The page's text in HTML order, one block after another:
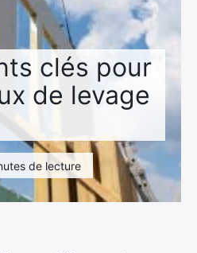
clés pour
de levage
de lecture